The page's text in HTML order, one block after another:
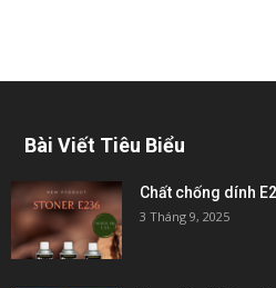
Bài Viết Tiêu Biểu
Chất chống dính
3 Tháng 9, 2025